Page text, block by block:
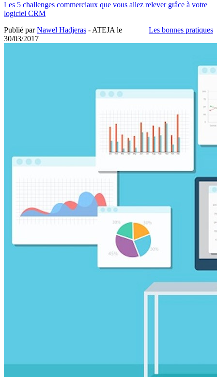
Les 5 challenges commerciaux que vous allez relever grâce à votre
logiciel CRM
Les bonnes pratiques
Publié parNawel Hadjeras - ATEJA le
30/03/2017